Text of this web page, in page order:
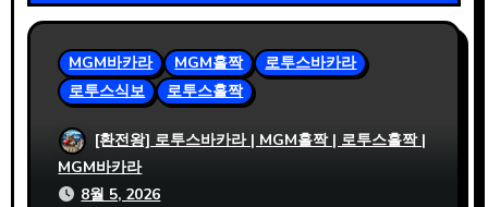
MGM바카라 MGM홀짝
로투스바카라
로투스식보
로투스홀짝
사설파워볼 출금이 빠른 이유를 분석해 본
결과
[환전왕] 로투스바카라 | MGM홀짝 | 로투스홀짝 |
MGM바카라
8월 5, 2026